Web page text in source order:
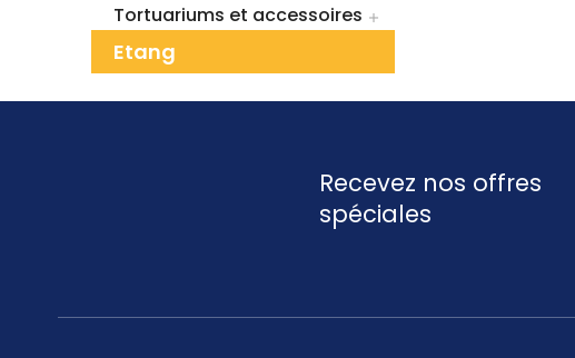
Tortuariums et accessoires 
Etang
Recevez nos offres
spéciales